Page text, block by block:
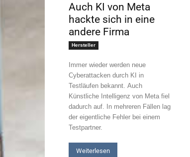
Auch KI von Meta
hackte sich in eine
andere Firma
Hersteller
Immer wieder werden neue
Cyberattacken durch KI in
Testläufen bekannt. Auch
Künstliche Intelligenz von Meta fiel
dadurch auf. In mehreren Fällen lag
der eigentliche Fehler bei einem
Testpartner.
Weiterlesen